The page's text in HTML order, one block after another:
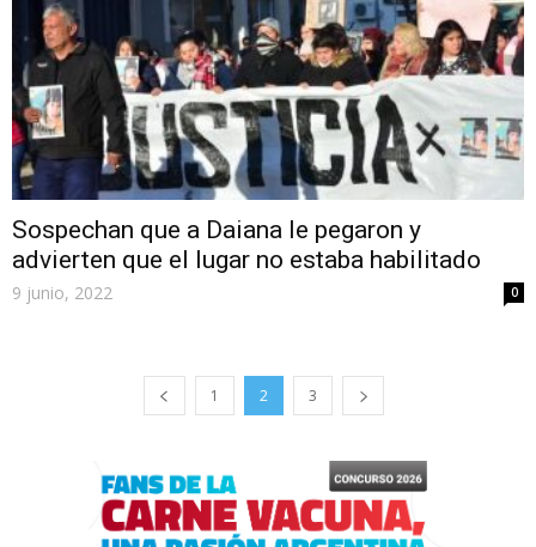
Sospechan que a Daiana le pegaron y
advierten que el lugar no estaba habilitado
9 junio, 2022 0
1 2 3